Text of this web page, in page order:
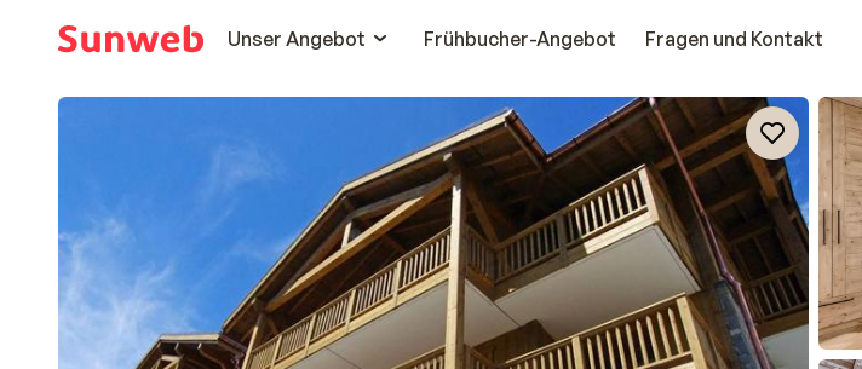
Unser Angebot
Frühbucher-Angebot Fragen und Kontakt